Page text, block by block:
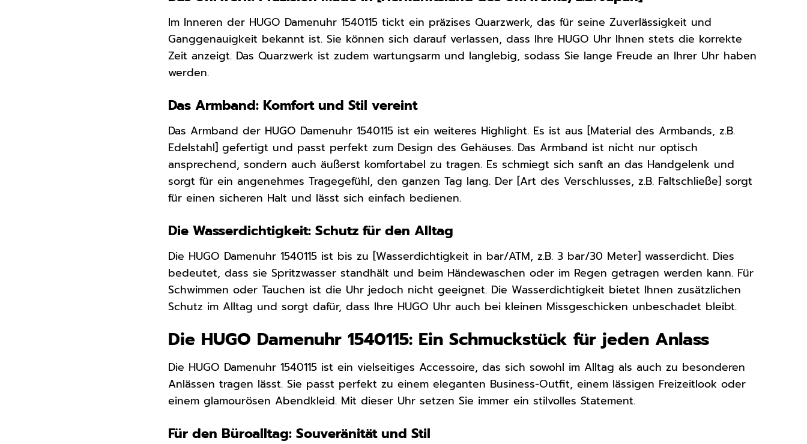
Im Inneren der HUGO Damenuhr 1540115 tickt ein präzises Quarzwerk, das für seine Zuverlässigkeit und
Ganggenauigkeit bekannt ist. Sie können sich darauf verlassen, dass Ihre HUGO Uhr Ihnen stets die korrekte
Zeit anzeigt. Das Quarzwerk ist zudem wartungsarm und langlebig, sodass Sie lange Freude an Ihrer Uhr haben
werden.
Das Armband: Komfort und Stil vereint
Das Armband der HUGO Damenuhr 1540115 ist ein weiteres Highlight. Es ist aus [Material des Armbands, z.B.
Edelstahl] gefertigt und passt perfekt zum Design des Gehäuses. Das Armband ist nicht nur optisch
ansprechend, sondern auch äußerst komfortabel zu tragen. Es schmiegt sich sanft an das Handgelenk und
sorgt für ein angenehmes Tragegefühl, den ganzen Tag lang. Der [Art des Verschlusses, z.B. Faltschließe] sorgt
für einen sicheren Halt und lässt sich einfach bedienen.
Die Wasserdichtigkeit: Schutz für den Alltag
Die HUGO Damenuhr 1540115 ist bis zu [Wasserdichtigkeit in bar/ATM, z.B. 3 bar/30 Meter] wasserdicht. Dies
bedeutet, dass sie Spritzwasser standhält und beim Händewaschen oder im Regen getragen werden kann. Für
Schwimmen oder Tauchen ist die Uhr jedoch nicht geeignet. Die Wasserdichtigkeit bietet Ihnen zusätzlichen
Schutz im Alltag und sorgt dafür, dass Ihre HUGO Uhr auch bei kleinen Missgeschicken unbeschadet bleibt.
Die HUGO Damenuhr 1540115: Ein Schmuckstück für jeden Anlass
Die HUGO Damenuhr 1540115 ist ein vielseitiges Accessoire, das sich sowohl im Alltag als auch zu besonderen
Anlässen tragen lässt. Sie passt perfekt zu einem eleganten Business-Outfit, einem lässigen Freizeitlook oder
einem glamourösen Abendkleid. Mit dieser Uhr setzen Sie immer ein stilvolles Statement.
Für den Büroalltag: Souveränität und Stil